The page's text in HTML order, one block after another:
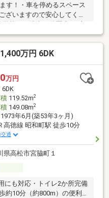
す！・車を停めるスペース
ざいますので安心してくだ
お風呂・駐車場がなし
万円 6DK
万円
6DK
119.52m2
149.08m2
1973年6月(築53年3ヶ月)
高徳線 昭和町駅 徒歩10分
通
県高松市宮脇町１
にも対応・トイレ2か所完備
約10分（約800m）の便利な